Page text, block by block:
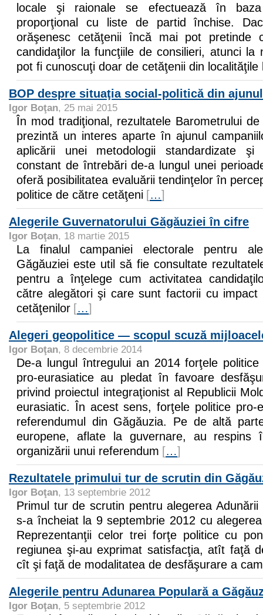
locale şi raionale se efectuează în baza
proporţional cu liste de partid închise.
orăşenesc cetăţenii încă mai pot pretinde
candidaţilor la funcţiile de consilieri, atunci la
pot fi cunoscuţi doar de cetăţenii din localităţile
BOP despre situaţia social-politică din
Igor Boţan, 25 mai 2015
În mod tradiţional, rezultatele Barometrului
prezintă un interes aparte în ajunul
aplicării unei metodologii standardizate
constant de întrebări de-a lungul unei
oferă posibilitatea evaluării tendinţelor în
politice de către cetăţeni […]
Alegerile Guvernatorului Găgăuziei în cifre
Igor Boţan, 18 martie 2015
La finalul campaniei electorale pentru
Găgăuziei este util să fie consultate
pentru a înţelege cum activitatea
către alegători şi care sunt factorii cu impact
cetăţenilor […]
Alegeri geopolitice — scopul scuză
Igor Boţan, 8 decembrie 2014
De-a lungul întregului an 2014 forţele
pro-eurasiatice au pledat în favoare
privind proiectul integraţionist al Republicii
eurasiatic. În acest sens, forţele politice pro-
referendumul din Găgăuzia. Pe de altă
europene, aflate la guvernare, au respins
organizării unui referendum […]
Rezultatele primului tur de scrutin din
Igor Boţan, 13 septembrie 2012
Primul tur de scrutin pentru alegerea
s-a încheiat la 9 septembrie 2012 cu
Reprezentanţii celor trei forţe politice cu
regiunea şi-au exprimat satisfacţia, atît faţă
cît şi faţă de modalitatea de desfăşurare a
Alegerile pentru Adunarea Populară a
Igor Boţan, 5 septembrie 2012